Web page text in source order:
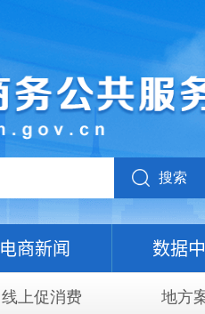
搜索
电商新闻 数据
线上促消费 地方